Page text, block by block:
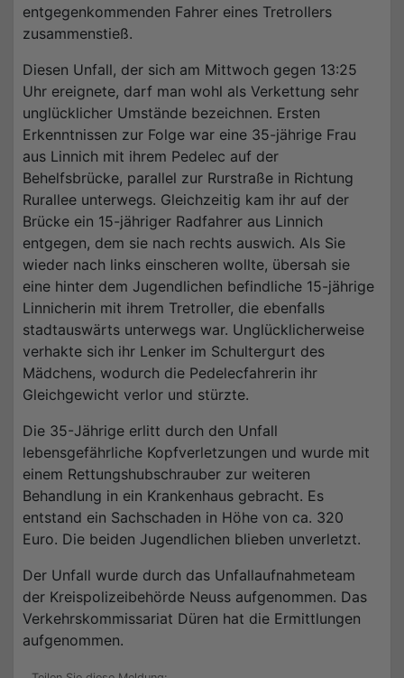
entgegenkommenden Fahrer eines Tretrollers
zusammenstieß.
Diesen Unfall, der sich am Mittwoch gegen 13:25
Uhr ereignete, darf man wohl als Verkettung sehr
unglücklicher Umstände bezeichnen. Ersten
Erkenntnissen zur Folge war eine 35-jährige Frau
aus Linnich mit ihrem Pedelec auf der
Behelfsbrücke, parallel zur Rurstraße in Richtung
Rurallee unterwegs. Gleichzeitig kam ihr auf der
Brücke ein 15-jähriger Radfahrer aus Linnich
entgegen, dem sie nach rechts auswich. Als Sie
wieder nach links einscheren wollte, übersah sie
eine hinter dem Jugendlichen befindliche 15-jährige
Linnicherin mit ihrem Tretroller, die ebenfalls
stadtauswärts unterwegs war. Unglücklicherweise
verhakte sich ihr Lenker im Schultergurt des
Mädchens, wodurch die Pedelecfahrerin ihr
Gleichgewicht verlor und stürzte.
Die 35-Jährige erlitt durch den Unfall
lebensgefährliche Kopfverletzungen und wurde mit
einem Rettungshubschrauber zur weiteren
Behandlung in ein Krankenhaus gebracht. Es
entstand ein Sachschaden in Höhe von ca. 320
Euro. Die beiden Jugendlichen blieben unverletzt.
Der Unfall wurde durch das Unfallaufnahmeteam
der Kreispolizeibehörde Neuss aufgenommen. Das
Verkehrskommissariat Düren hat die Ermittlungen
aufgenommen.